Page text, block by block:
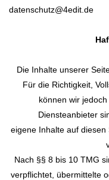
datenschutz@4edit.de
Die Inhalte unserer
Für die Richtigkeit,
können wir
Diensteanbieter
eigene Inhalte auf
Nach §§ 8 bis 10 TMG
verpflichtet, übermittelte